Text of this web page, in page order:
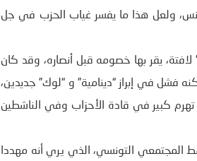
ولعل هذا ما يفسر غياب الحزب في جل
يقر بها خصومه قبل أنصاره، وقد كان
في إبراز “دينامية” و “لوك” جديدين،
تهرم كبير في قادة الأحزاب وفي الناشطين
المجتمعي التونسي، الذي يري أنه مهددا